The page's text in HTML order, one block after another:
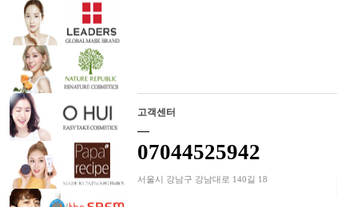
고객센터
07044525942
서울시 강남구 강남대로 140길 18